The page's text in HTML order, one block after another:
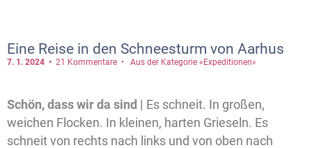
Eine Reise in den Schneesturm von Aarhus
7. 1. 2024 21 Kommentare Aus der Kategorie »Expeditionen«
Schön, dass wir da sind | Es schneit. In großen,
weichen Flocken. In kleinen, harten Grieseln. Es
schneit von rechts nach links und von oben nach